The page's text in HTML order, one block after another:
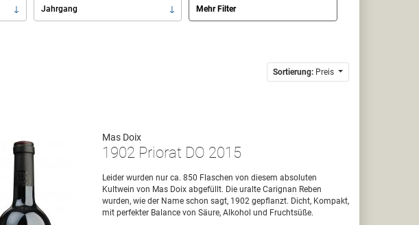
Jahrgang Mehr Filter
Sortierung: Preis
Mas Doix
1902 Priorat DO 2015
Leider wurden nur ca. 850 Flaschen von diesem absoluten
Kultwein von Mas Doix abgefüllt. Die uralte Carignan Reben
wurden, wie der Name schon sagt, 1902 gepflanzt. Dicht, Kompakt,
mit perfekter Balance von Säure, Alkohol und Fruchtsüße.